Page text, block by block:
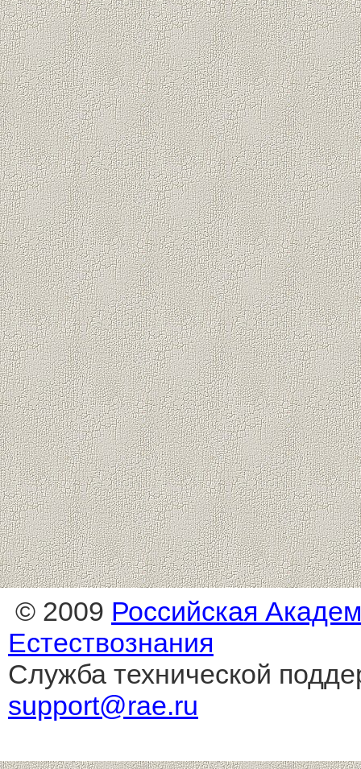
© 2009 Российская
Естествознания
Служба технической
support@rae.ru